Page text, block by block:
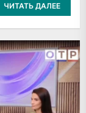
ЧИТАТЬ ДАЛЕЕ